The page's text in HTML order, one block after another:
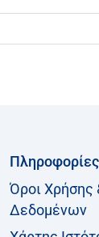
Πληροφορίες
Όροι Χρήσης
Δεδομένων